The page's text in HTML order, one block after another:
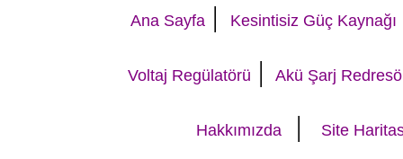
Ana Sayfa | Kesintisiz Güç Kaynağı
Voltaj Regülatörü | Akü Şarj
Hakkımızda | Site